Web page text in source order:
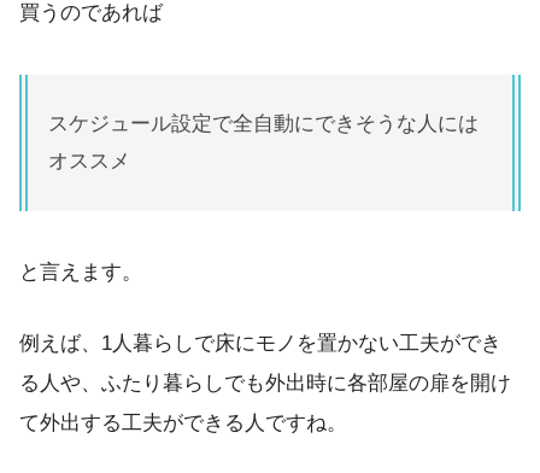
買うのであれば
スケジュール設定で全自動にできそうな人には
オススメ
と言えます。
例えば、1人暮らしで床にモノを置かない工夫ができ
る人や、ふたり暮らしでも外出時に各部屋の扉を開け
て外出する工夫ができる人ですね。